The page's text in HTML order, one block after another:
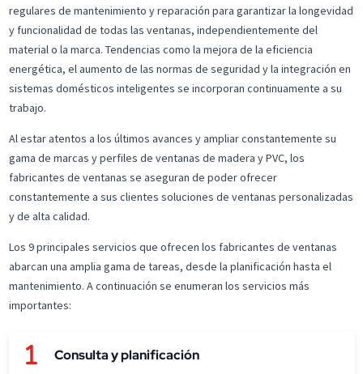
regulares de mantenimiento y reparación para garantizar la longevidad
y funcionalidad de todas las ventanas, independientemente del
material o la marca. Tendencias como la mejora de la eficiencia
energética, el aumento de las normas de seguridad y la integración en
sistemas domésticos inteligentes se incorporan continuamente a su
trabajo.
Al estar atentos a los últimos avances y ampliar constantemente su
gama de marcas y perfiles de ventanas de madera y PVC, los
fabricantes de ventanas se aseguran de poder ofrecer
constantemente a sus clientes soluciones de ventanas personalizadas
y de alta calidad.
Los 9 principales servicios que ofrecen los fabricantes de ventanas
abarcan una amplia gama de tareas, desde la planificación hasta el
mantenimiento. A continuación se enumeran los servicios más
importantes:
Consulta y planificación